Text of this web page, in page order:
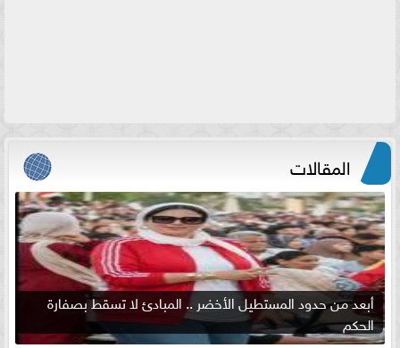
المقالات
أبعد من حدود المستطيل الأخضر .. المبادئ لا تسقط بصفارة
الحكم